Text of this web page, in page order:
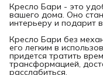
Кресло Бари - это
вашего дома. Оно
интерьеру и подарит
Кресло Бари без
его легким в
придется тратить
трансформацией,
расслабиться.